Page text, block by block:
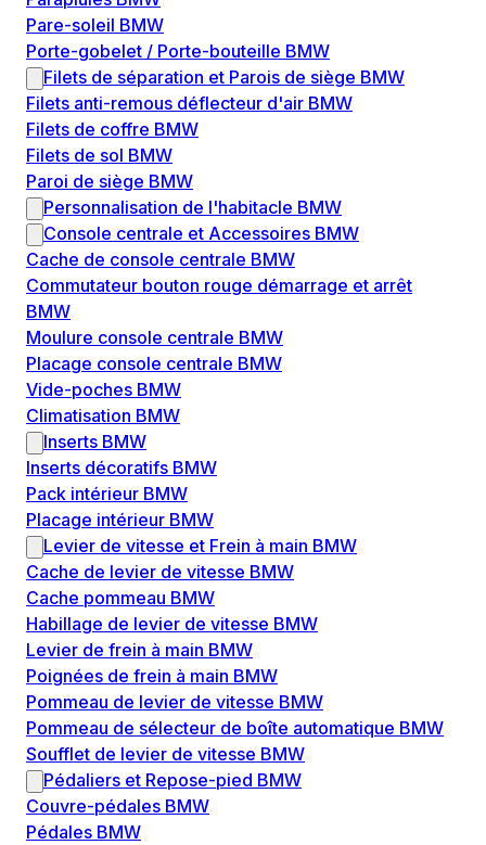
Pare-soleil BMW
Porte-gobelet / Porte-bouteille BMW
Filets de séparation et Parois de siège BMW
Filets anti-remous déflecteur d'air BMW
Filets de coffre BMW
Filets de sol BMW
Paroi de siège BMW
Personnalisation de l'habitacle BMW
Console centrale et Accessoires BMW
Cache de console centrale BMW
Commutateur bouton rouge démarrage et arrêt
BMW
Moulure console centrale BMW
Placage console centrale BMW
Vide-poches BMW
Climatisation BMW
Inserts BMW
Inserts décoratifs BMW
Pack intérieur BMW
Placage intérieur BMW
Levier de vitesse et Frein à main BMW
Cache de levier de vitesse BMW
Cache pommeau BMW
Habillage de levier de vitesse BMW
Levier de frein à main BMW
Poignées de frein à main BMW
Pommeau de levier de vitesse BMW
Pommeau de sélecteur de boîte automatique BMW
Soufflet de levier de vitesse BMW
Pédaliers et Repose-pied BMW
Couvre-pédales BMW
Pédales BMW